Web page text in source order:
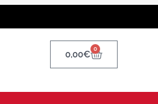
0,00€ 0